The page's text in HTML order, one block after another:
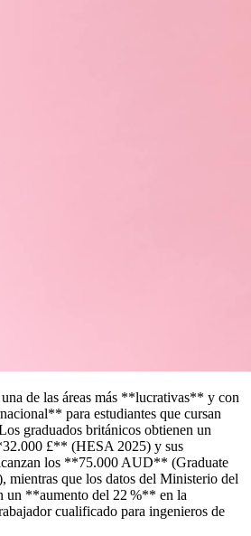
de las áreas más **lucrativas** y con
para estudiantes que cursan
graduados británicos obtienen un
£** (HESA 2025) y sus
los **75.000 AUD** (Graduate
mientras que los datos del Ministerio del
un **aumento del 22 %** en la
cualificado para ingenieros de